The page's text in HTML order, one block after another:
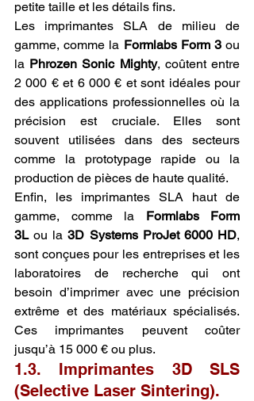
petite taille et les détails fins.
Les imprimantes SLA de milieu de
gamme, comme la Formlabs Form 3 ou
la Phrozen Sonic Mighty, coûtent entre
2 000 € et 6 000 € et sont idéales pour
des applications professionnelles où la
précision est cruciale. Elles sont
souvent utilisées dans des secteurs
comme la prototypage rapide ou la
production de pièces de haute qualité.
Enfin, les imprimantes SLA haut de
gamme, comme la Formlabs Form
3L ou la 3D Systems ProJet 6000 HD,
sont conçues pour les entreprises et les
laboratoires de recherche qui ont
besoin d’imprimer avec une précision
extrême et des matériaux spécialisés.
Ces imprimantes peuvent coûter
jusqu’à 15 000 € ou plus.
1.3. Imprimantes 3D SLS
(Selective Laser Sintering).